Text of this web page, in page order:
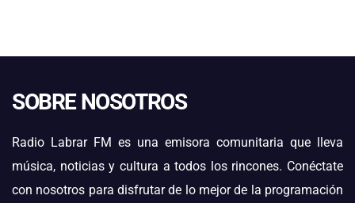
SOBRE NOSOTROS
Radio Labrar FM es una emisora comunitaria que lleva
música, noticias y cultura a todos los rincones. Conéctate
con nosotros para disfrutar de lo mejor de la programación